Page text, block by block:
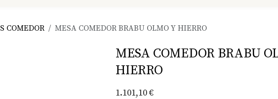
COMEDOR MESA COMEDOR BRABU OLMO Y HIERRO
MESA COMEDOR BRABU
HIERRO
1.101,10€